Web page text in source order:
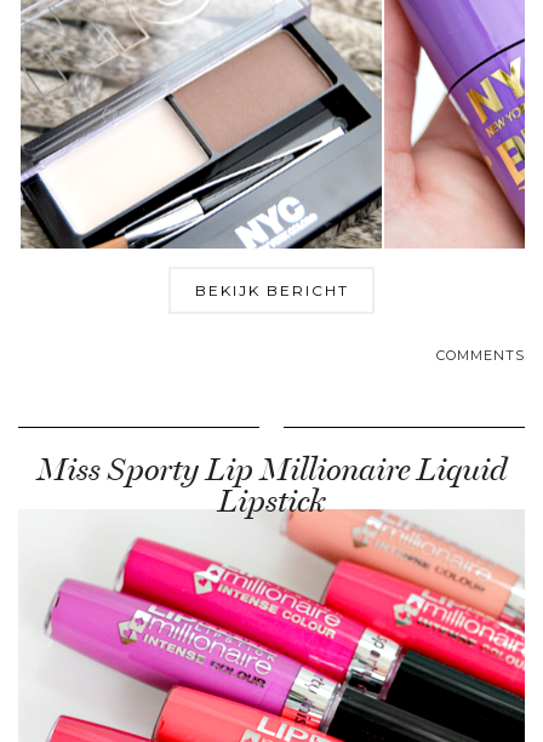
BEKIJK BERICHT
COMMENTS
Miss Sporty Lip Millionaire Liquid
Lipstick